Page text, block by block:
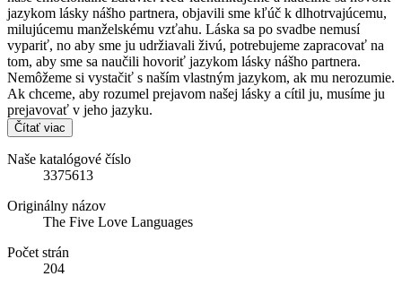
jazykom lásky nášho partnera, objavili sme kľúč k dlhotrvajúcemu,
milujúcemu manželskému vzťahu. Láska sa po svadbe nemusí
vypariť, no aby sme ju udržiavali živú, potrebujeme zapracovať na
tom, aby sme sa naučili hovoriť jazykom lásky nášho partnera.
Nemôžeme si vystačiť s naším vlastným jazykom, ak mu nerozumie.
Ak chceme, aby rozumel prejavom našej lásky a cítil ju, musíme ju
prejavovať v jeho jazyku.
Čítať viac
Naše katalógové číslo
3375613
Originálny názov
The Five Love Languages
Počet strán
204